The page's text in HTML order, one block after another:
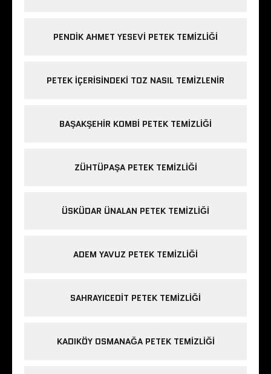
PENDIK AHMET YESEVI PETEK TEMIZLIĞI
PETEK IÇERISINDEKI TOZ NASIL TEMIZLENIR
BAŞAKŞEHIR KOMBI PETEK TEMIZLIĞI
ZÜHTÜPAŞA PETEK TEMIZLIĞI
ÜSKÜDAR ÜNALAN PETEK TEMIZLIĞI
ADEM YAVUZ PETEK TEMIZLIĞI
SAHRAYICEDIT PETEK TEMIZLIĞI
KADIKÖY OSMANAĞA PETEK TEMIZLIĞI